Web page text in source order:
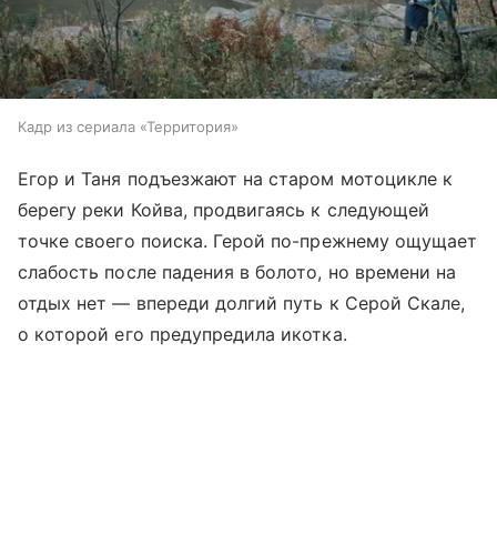
Кадр из сериала «Территория»
Егор и Таня подъезжают на старом мотоцикле к
берегу реки Койва, продвигаясь к следующей
точке своего поиска. Герой по-прежнему ощущает
слабость после падения в болото, но времени на
отдых нет — впереди долгий путь к Серой Скале,
о которой его предупредила икотка.